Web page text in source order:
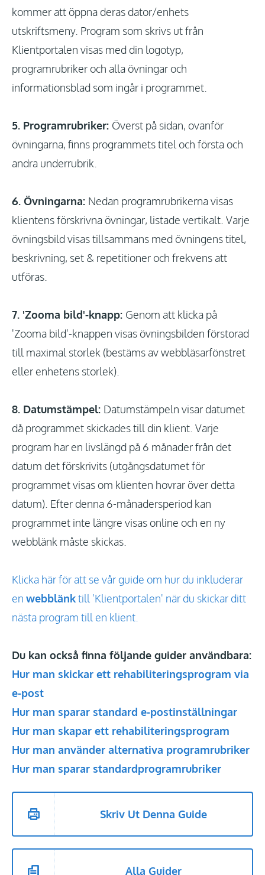
kommer att öppna deras dator/enhets
utskriftsmeny. Program som skrivs ut från
Klientportalen visas med din logotyp,
programrubriker och alla övningar och
informationsblad som ingår i programmet.
5. Programrubriker: Överst på sidan, ovanför
övningarna, finns programmets titel och första och
andra underrubrik.
6. Övningarna: Nedan programrubrikerna visas
klientens förskrivna övningar, listade vertikalt. Varje
övningsbild visas tillsammans med övningens titel,
beskrivning, set & repetitioner och frekvens att
utföras.
7. 'Zooma bild'-knapp: Genom att klicka på
'Zooma bild'-knappen visas övningsbilden förstorad
till maximal storlek (bestäms av webbläsarfönstret
eller enhetens storlek).
8. Datumstämpel: Datumstämpeln visar datumet
då programmet skickades till din klient. Varje
program har en livslängd på 6 månader från det
datum det förskrivits (utgångsdatumet för
programmet visas om klienten hovrar över detta
datum). Efter denna 6-månadersperiod kan
programmet inte längre visas online och en ny
webblänk måste skickas.
Klicka här för att se vår guide om hur du inkluderar
enwebblänktill 'Klientportalen' när du skickar ditt
nästa program till en klient.
Du kan också finna följande guider användbara:
Hur man skickar ett rehabiliteringsprogram via
e-post
Hur man sparar standard e-postinställningar
Hur man skapar ett rehabiliteringsprogram
Hur man använder alternativa programrubriker
Hur man sparar standardprogramrubriker
Skriv Ut Denna Guide
Alla Guider